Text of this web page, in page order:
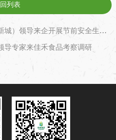
列表
上一篇：东太湖度假区（太湖新城）领导来企开展节前安全生产检查
导专家来佳禾食品考察调研